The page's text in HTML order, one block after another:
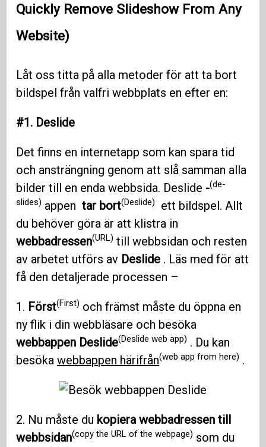
Quickly Remove Slideshow From Any
Website)
Låt oss titta på alla metoder för att ta bort
bildspel från valfri webbplats en efter en:
#1. Deslide
Det finns en internetapp som kan spara tid
och ansträngning genom att slå samman alla
bilder till en enda webbsida. Deslide -(de-
slides) appentar bort(Deslide)
ett bildspel. Allt
du behöver göra är att klistra in
webbadressen(URL) till webbsidan och resten
av arbetet utförs av Deslide . Läs med för att
få den detaljerade processen –
1. Först(First) och främst måste du öppna en
ny flik i din webbläsare och besöka
webbappen Deslide(Deslide web app) . Du kan
besökawebbappen härifrån(web app from here) .
2. Nu måste du kopiera webbadressen till
webbsidan(copy the URL of the webpage) som du